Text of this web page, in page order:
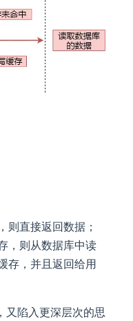
则直接返回数据；
，则从数据库中读
存，并且返回给用
又陷入更深层次的思